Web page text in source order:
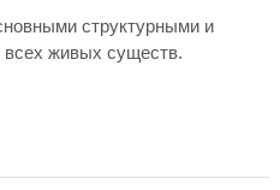
структурными и
живых существ.